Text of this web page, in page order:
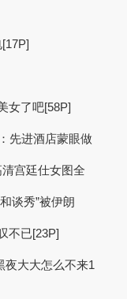
女了吧[58P]
先进酒店蒙眼做
宫廷仕女图全
谈秀”被伊朗
不已[23P]
夜大大怎么不来1